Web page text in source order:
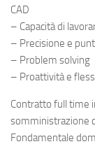
CAD
– Capacità di
– Precisione e
– Problem solving
– Proattività e
Contratto full time
somministrazione
Fondamentale